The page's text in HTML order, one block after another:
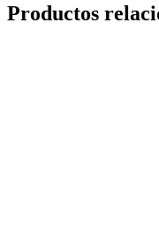
Productos